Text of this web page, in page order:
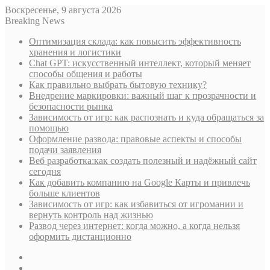
Воскресенье, 9 августа 2026
Breaking News
Оптимизация склада: как повысить эффективность
хранения и логистики
Chat GPT: искусственный интеллект, который меняет
способы общения и работы
Как правильно выбрать бытовую технику?
Внедрение маркировки: важный шаг к прозрачности и
безопасности рынка
Зависимость от игр: как распознать и куда обращаться за
помощью
Оформление развода: правовые аспекты и способы
подачи заявления
Веб разработка:как создать полезный и надёжный сайт
сегодня
Как добавить компанию на Google Карты и привлечь
больше клиентов
Зависимость от игр: как избавиться от игромании и
вернуть контроль над жизнью
Развод через интернет: когда можно, а когда нельзя
оформить дистанционно